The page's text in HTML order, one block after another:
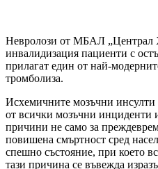
Невролози от МБАЛ „Централ
инвалидизация пациенти с
прилагат един от най-
тромболиза.
Исхемичните мозъчни
от всички мозъчни инциденти
причини не само за
повишена смъртност сред
спешно състояние, при което
тази причина се въвежда